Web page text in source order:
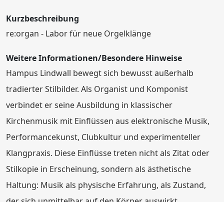
Kurzbeschreibung
re:organ - Labor für neue Orgelklänge
Weitere Informationen/Besondere Hinweise
Hampus Lindwall bewegt sich bewusst außerhalb
tradierter Stilbilder. Als Organist und Komponist
verbindet er seine Ausbildung in klassischer
Kirchenmusik mit Einflüssen aus elektronische Musik,
Performancekunst, Clubkultur und experimenteller
Klangpraxis. Diese Einflüsse treten nicht als Zitat oder
Stilkopie in Erscheinung, sondern als ästhetische
Haltung: Musik als physische Erfahrung, als Zustand,